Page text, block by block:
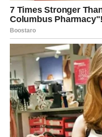
Blizanci mogu u ovom
projekat, posao ili
razvije u nešto veliko.
Finansijski, dolazi
mudri sa odlukama.
donosi dugoročnu korist.